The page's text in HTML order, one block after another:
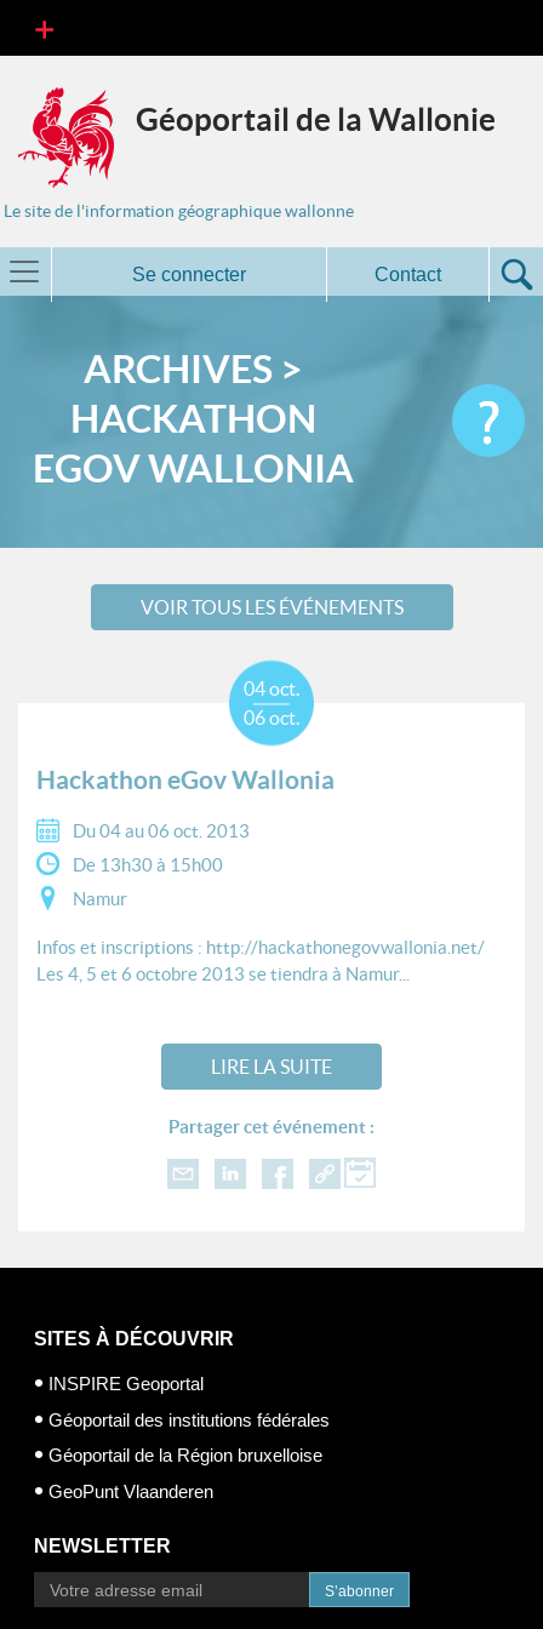
Géoportail de la Wallonie
Le site de l'information géographique wallonne
Se connecter Contact
ARCHIVES >
HACKATHON
EGOV WALLONIA
VOIR TOUS LES ÉVÉNEMENTS
Hackathon eGov Wallonia
04 oct.
06 oct.
Du 04 au 06 oct. 2013
De 13h30 à 15h00
Namur
Infos et inscriptions : http://hackathonegovwallonia.net/
Les 4, 5 et 6 octobre 2013 se tiendra à Namur...
LIRE LA SUITE
Partager cet événement :
SITES À DÉCOUVRIR
INSPIRE Geoportal
Géoportail des institutions fédérales
Géoportail de la Région bruxelloise
GeoPunt Vlaanderen
NEWSLETTER
S’abonner